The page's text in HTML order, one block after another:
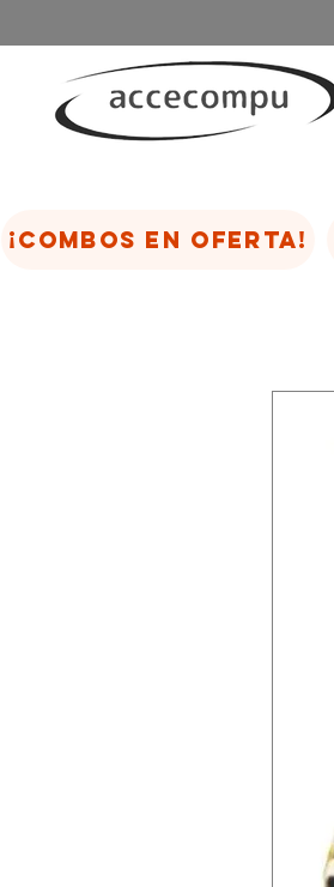
¡COMBOS EN OFERTA!